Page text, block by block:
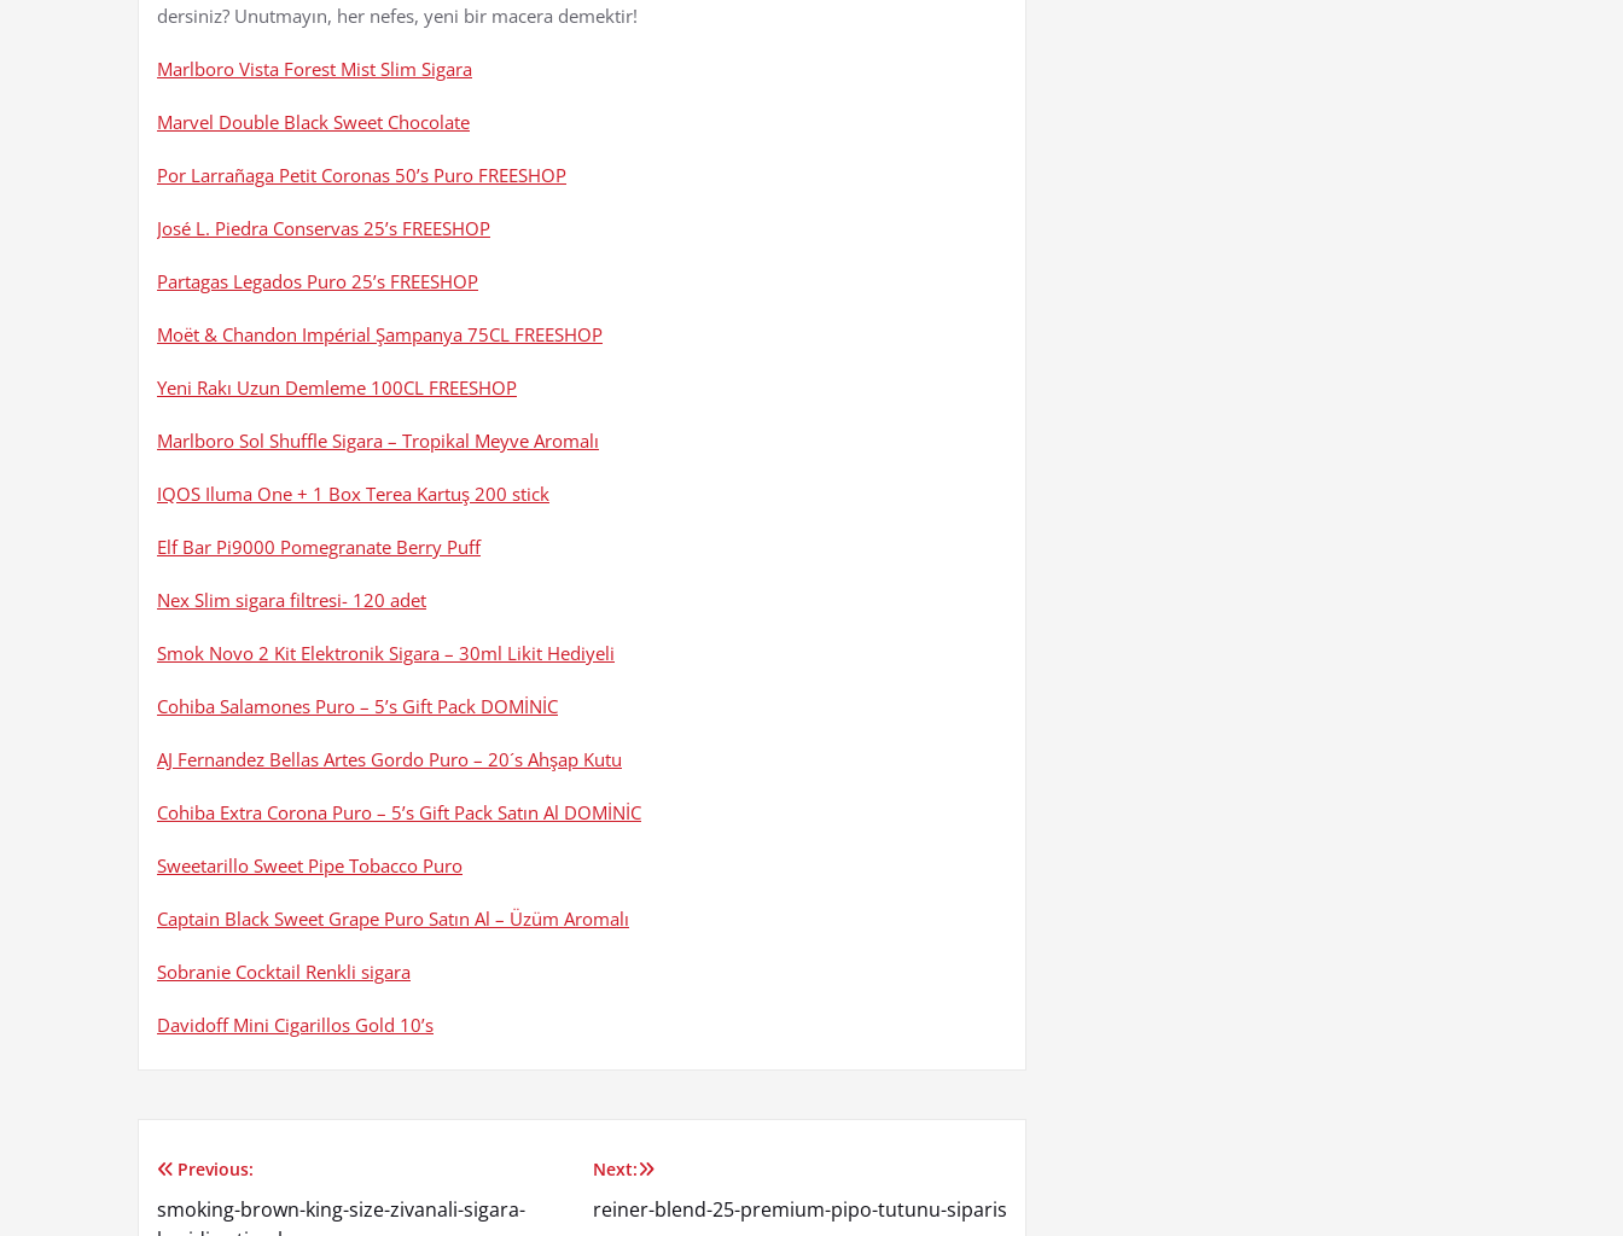
dersiniz? Unutmayın, her nefes, yeni bir macera demektir!
Marlboro Vista Forest Mist Slim Sigara
Marvel Double Black Sweet Chocolate
Por Larrañaga Petit Coronas 50’s Puro FREESHOP
José L. Piedra Conservas 25’s FREESHOP
Partagas Legados Puro 25’s FREESHOP
Moët & Chandon Impérial Şampanya 75CL FREESHOP
Yeni Rakı Uzun Demleme 100CL FREESHOP
Marlboro Sol Shuffle Sigara – Tropikal Meyve Aromalı
IQOS Iluma One + 1 Box Terea Kartuş 200 stick
Elf Bar Pi9000 Pomegranate Berry Puff
Nex Slim sigara filtresi- 120 adet
Smok Novo 2 Kit Elektronik Sigara – 30ml Likit Hediyeli
Cohiba Salamones Puro – 5’s Gift Pack DOMİNİC
AJ Fernandez Bellas Artes Gordo Puro – 20´s Ahşap Kutu
Cohiba Extra Corona Puro – 5’s Gift Pack Satın Al DOMİNİC
Sweetarillo Sweet Pipe Tobacco Puro
Captain Black Sweet Grape Puro Satın Al – Üzüm Aromalı
Sobranie Cocktail Renkli sigara
Davidoff Mini Cigarillos Gold 10’s
Yazı
Previous:
smoking-brown-king-size-zivanali-sigara-
Next:
reiner-blend-25-premium-pipo-tutunu-siparis